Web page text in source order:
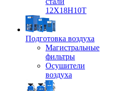
12Х18Н10Т
Подготовка воздуха
Магистральные
фильтры
Осушители
воздуха